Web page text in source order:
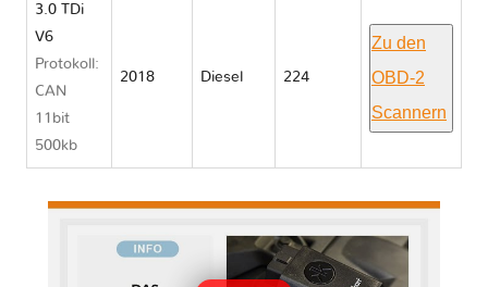
3.0 TDi
V6
Protokoll:
CAN
11bit
500kb
2018 Diesel 224
Zu den
OBD-2
Scannern